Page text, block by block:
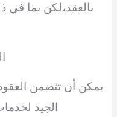
بالعقد،لكن بما في
يمكن أن تتضمن
الجيد